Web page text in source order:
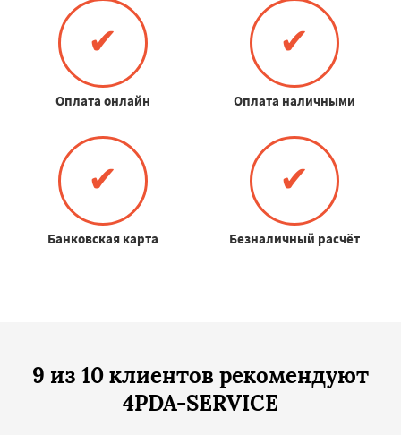
✔
Оплата онлайн
✔
Оплата наличными
✔
Банковская карта
✔
Безналичный расчёт
9 из 10 клиентов рекомендуют
4PDA-SERVICE